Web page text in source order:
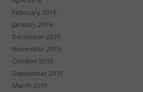
February 2016
January 2016
December 2015
November 2015
October 2015
September 2015
March 2015